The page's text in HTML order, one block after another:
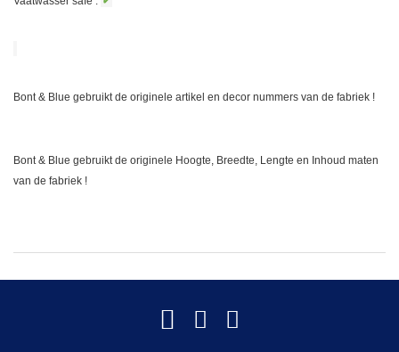
Bont & Blue gebruikt de originele artikel en decor nummers van de fabriek !
Bont & Blue gebruikt de originele Hoogte, Breedte, Lengte en Inhoud maten
van de fabriek !